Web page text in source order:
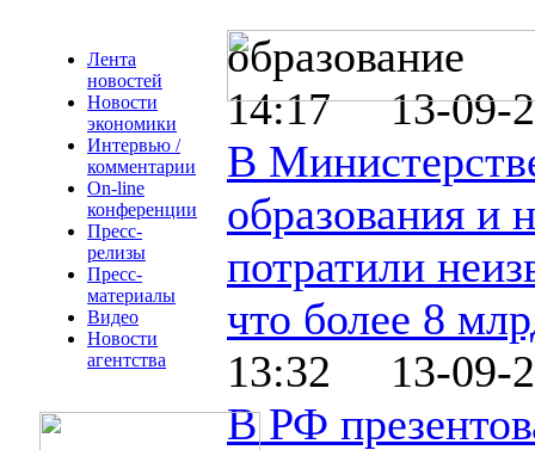
Лента
новостей
Новости
экономики
Интервью /
комментарии
On-line
конференции
Пресс-
релизы
Пресс-
материалы
Видео
Новости
агентства
образование
14:17 13-09-
В
образования и
потратили
что более 8
13:32 13-09-
В РФ